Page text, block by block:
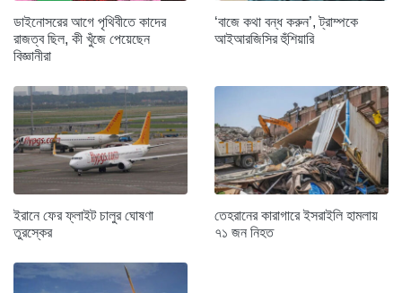
ডাইনোসরের আগে পৃথিবীতে কাদের
রাজত্ব ছিল, কী খুঁজে পেয়েছেন
বিজ্ঞানীরা
‘বাজে কথা বন্ধ করুন’, ট্রাম্পকে
আইআরজিসির হুঁশিয়ারি
ইরানে ফের ফ্লাইট চালুর ঘোষণা
তুরস্কের
তেহরানের কারাগারে ইসরাইলি হামলায়
৭১ জন নিহত